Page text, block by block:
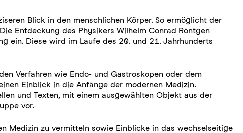
Blick in den menschlichen Körper. So ermöglicht der
Entdeckung des Physikers Wilhelm Conrad Röntgen
ein. Diese wird im Laufe des 20. und 21. Jahrhunderts
Verfahren wie Endo- und Gastroskopen oder dem
Einblick in die Anfänge der modernen Medizin.
und Texten, mit einem ausgewählten Objekt aus der
vor.
Medizin zu vermitteln sowie Einblicke in das wechselseitige